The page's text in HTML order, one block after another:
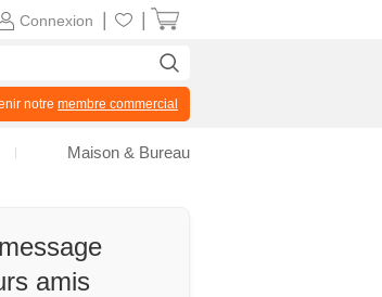
amis
Connexion
notre membre commercial
Maison & Bureau